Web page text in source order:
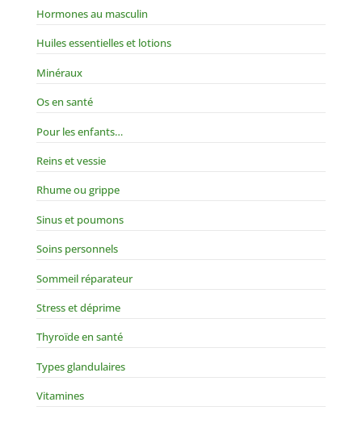
Hormones au masculin
Huiles essentielles et lotions
Minéraux
Os en santé
Pour les enfants…
Reins et vessie
Rhume ou grippe
Sinus et poumons
Soins personnels
Sommeil réparateur
Stress et déprime
Thyroïde en santé
Types glandulaires
Vitamines